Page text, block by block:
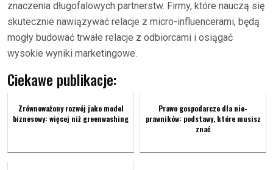
znaczenia długofalowych partnerstw. Firmy, które nauczą się
skutecznie nawiązywać relacje z micro-influencerami, będą
mogły budować trwałe relacje z odbiorcami i osiągać
wysokie wyniki marketingowe.
Ciekawe publikacje:
Zrównoważony rozwój jako model
biznesowy: więcej niż greenwashing
Prawo gospodarcze dla nie-
prawników: podstawy, które musisz
znać